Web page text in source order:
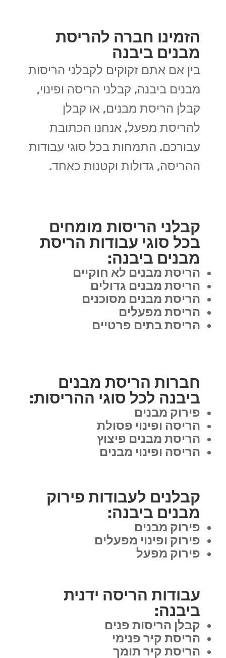
הזמינו חברה להריסת
מבנים ביבנה
בין אם אתם זקוקים לקבלני הריסות
מבנים ביבנה, קבלני הריסה ופינוי,
קבלן הריסת מבנים, או קבלן
להריסת מפעל, אנחנו הכתובת
עבורכם. התמחות בכל סוגי עבודות
ההריסה, גדולות וקטנות כאחד.
קבלני הריסות מומחים
בכל סוגי עבודות הריסת
מבנים ביבנה:
הריסת מבנים לא חוקיים
הריסת מבנים גדולים
הריסת מבנים מסוכנים
הריסת מפעלים
הריסת בתים פרטיים
חברות הריסת מבנים
ביבנה לכל סוגי ההריסות:
פירוק מבנים
הריסה ופינוי פסולת
הריסת מבנים פיצוץ
הריסה ופינוי מבנים
קבלנים לעבודות פירוק
מבנים ביבנה:
פירוק מבנים
פירוק ופינוי מפעלים
פירוק מפעל
עבודות הריסה ידנית
ביבנה:
קבלן הריסות פנים
הריסת קיר פנימי
הריסת קיר תומך